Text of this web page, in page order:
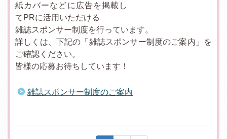
紙カバーなどに広告を掲載し
てPRに活用いただける
雑誌スポンサー制度を行っています。
詳しくは、下記の「雑誌スポンサー制度のご案内」を
ご確認ください。
皆様の応募お待ちしています！
雑誌スポンサー制度のご案内